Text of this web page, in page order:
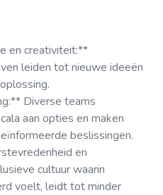
en creativiteit:**
leiden tot nieuwe ideeën
Diverse teams
aan opties en maken
beslissingen.
en
cultuur waarin
voelt, leidt tot minder